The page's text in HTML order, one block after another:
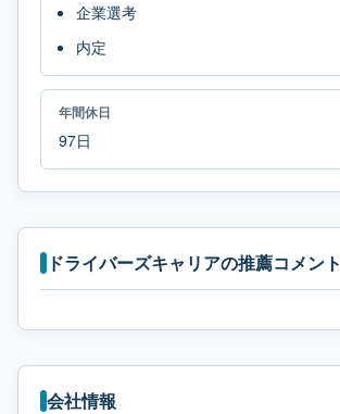
企業選考
内定
年間休日
97日
ドライバーズキャリアの推薦コメント
会社情報